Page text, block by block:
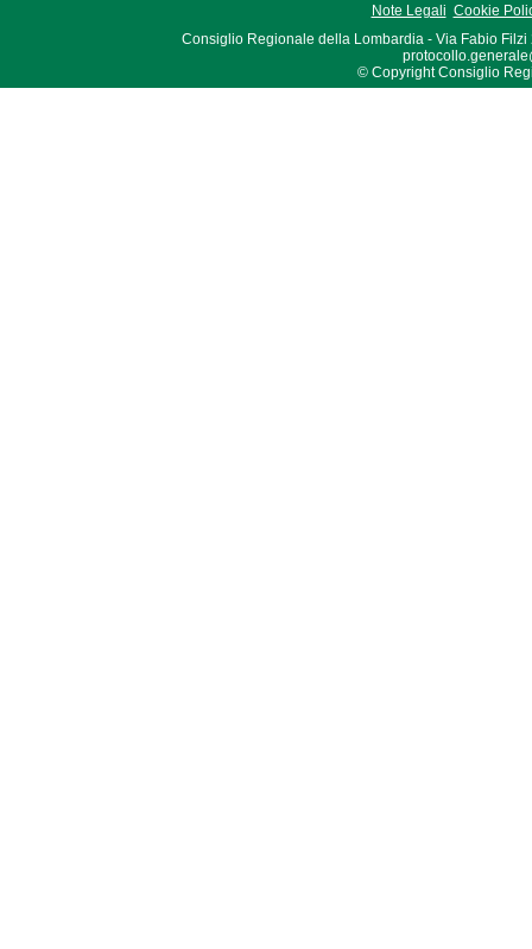
Note Legali Cookie
Consiglio Regionale della Lombardia - Via Fabio Filzi
© Copyright Consiglio